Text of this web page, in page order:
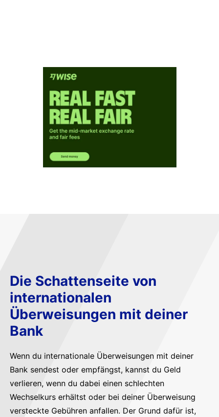
Die Schattenseite von
internationalen
Überweisungen mit deiner
Bank
Wenn du internationale Überweisungen mit deiner
Bank sendest oder empfängst, kannst du Geld
verlieren, wenn du dabei einen schlechten
Wechselkurs erhältst oder bei deiner Überweisung
versteckte Gebühren anfallen. Der Grund dafür ist,